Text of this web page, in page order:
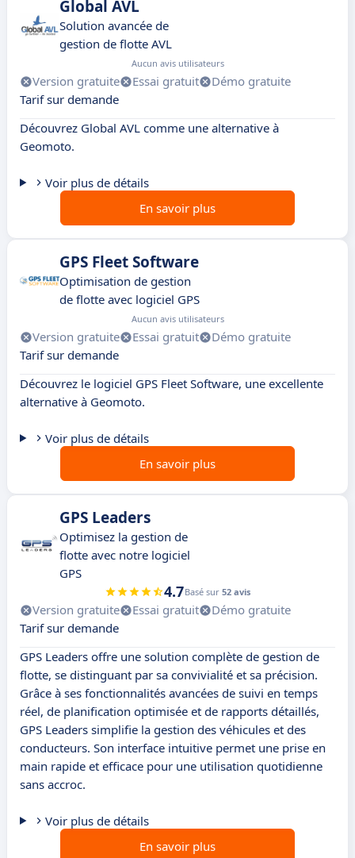
Global AVL
Solution avancée de
gestion de flotte AVL
Aucun avis utilisateurs
Version gratuite Essai gratuit
Démo gratuite
Tarif sur demande
Découvrez Global AVL comme une alternative à
Geomoto.
Voir plus de détails
En savoir plus
GPS Fleet Software
Optimisation de gestion
de flotte avec logiciel GPS
Aucun avis utilisateurs
Version gratuite Essai gratuit
Démo gratuite
Tarif sur demande
Découvrez le logiciel GPS Fleet Software, une excellente
alternative à Geomoto.
Voir plus de détails
En savoir plus
GPS Leaders
Optimisez la gestion de
flotte avec notre logiciel
GPS
4.7Basé sur 52 avis
Version gratuite Essai gratuit
Démo gratuite
Tarif sur demande
GPS Leaders offre une solution complète de gestion de
flotte, se distinguant par sa convivialité et sa précision.
Grâce à ses fonctionnalités avancées de suivi en temps
réel, de planification optimisée et de rapports détaillés,
GPS Leaders simplifie la gestion des véhicules et des
conducteurs. Son interface intuitive permet une prise en
main rapide et efficace pour une utilisation quotidienne
sans accroc.
Voir plus de détails
En savoir plus